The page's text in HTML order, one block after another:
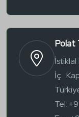
Polat
İstiklal
İç
Tel: